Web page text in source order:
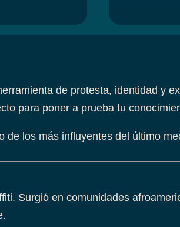
de protesta, identidad y
para poner a prueba tu
de los más influyentes del último
Surgió en comunidades